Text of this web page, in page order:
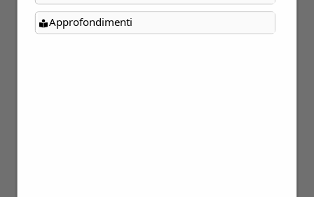
Approfondimenti